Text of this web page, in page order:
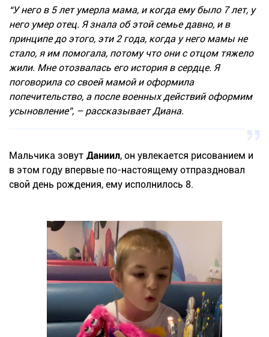
“У него в 5 лет умерла мама, и когда ему было 7 лет, у
него умер отец. Я знала об этой семье давно, и в
принципе до этого, эти 2 года, когда у него мамы не
стало, я им помогала, потому что они с отцом тяжело
жили. Мне отозвалась его история в сердце. Я
поговорила со своей мамой и оформила
попечительство, а после военных действий оформим
усыновление”, – рассказывает Диана.
Мальчика зовут Даниил, он увлекается рисованием и
в этом году впервые по-настоящему отпраздновал
свой день рождения, ему исполнилось 8.